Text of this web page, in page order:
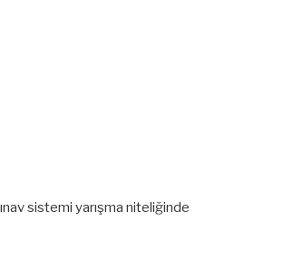
sistemi yarışma niteliğinde